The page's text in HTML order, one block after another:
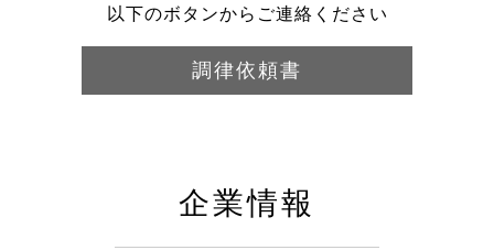
以下のボタンからご連絡ください
調律依頼書
企業情報